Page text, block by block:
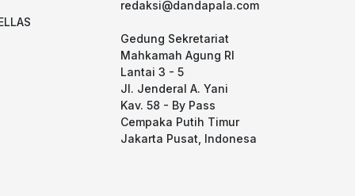
redaksi@dandapala.com
Gedung Sekretariat
Mahkamah Agung RI
Lantai 3 - 5
Jl. Jenderal A. Yani
Kav. 58 - By Pass
Cempaka Putih Timur
Jakarta Pusat, Indonesa